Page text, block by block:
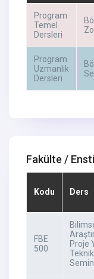
Program
Temel
Dersleri
Program
Uzmanlık
Dersleri
Fakülte /
Kodu Ders
FBE
500
Proje